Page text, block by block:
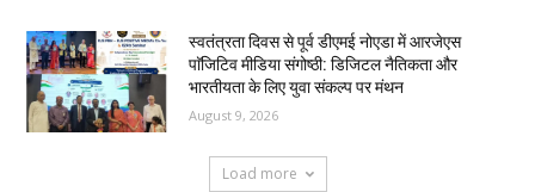
स्वतंत्रता दिवस से पूर्व डीएमई नोएडा में आरजेएस
पाॅजिटिव मीडिया संगोष्ठी: डिजिटल नैतिकता और
भारतीयता के लिए युवा संकल्प पर मंथन
August 9, 2026
Load more